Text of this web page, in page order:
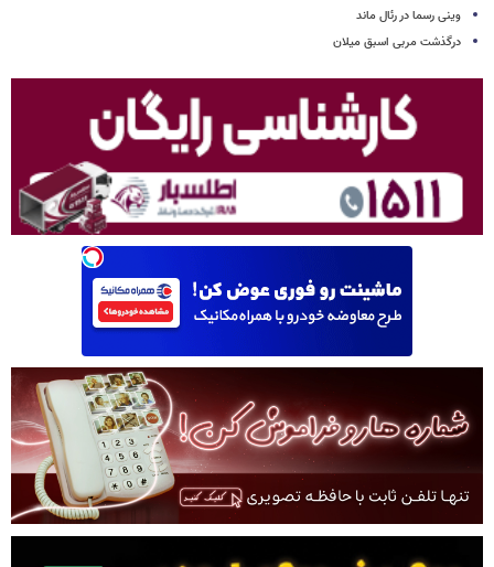
وینی رسما در رئال ماند
درگذشت مربی اسبق میلان